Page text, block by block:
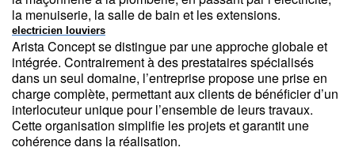
la menuiserie, la salle de bain et les extensions.
electricien louviers
Arista Concept se distingue par une approche globale et
intégrée. Contrairement à des prestataires spécialisés
dans un seul domaine, l’entreprise propose une prise en
charge complète, permettant aux clients de bénéficier d’un
interlocuteur unique pour l’ensemble de leurs travaux.
Cette organisation simplifie les projets et garantit une
cohérence dans la réalisation.